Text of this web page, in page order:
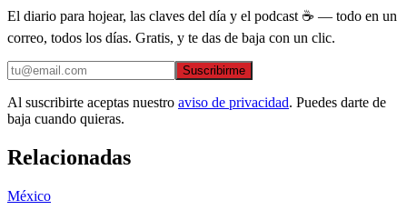
El diario para hojear, las claves del día y el podcast ☕ — todo en un
correo, todos los días. Gratis, y te das de baja con un clic.
Suscribirme
Al suscribirte aceptas nuestro aviso de privacidad. Puedes darte de
baja cuando quieras.
Relacionadas
México